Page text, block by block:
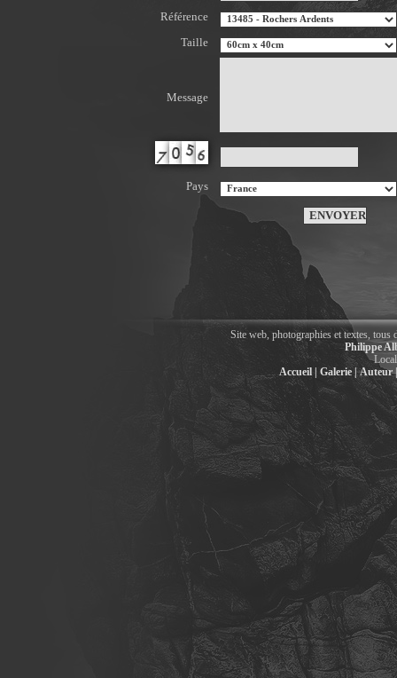
Référence
Taille
Message
Pays
Site web, photographies et textes, tous
Philippe
Accueil |
Galerie | Auteur |